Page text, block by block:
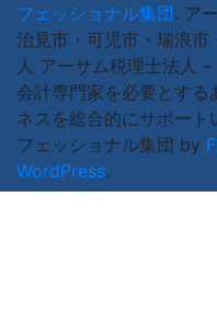
フェッショナル集団. ア
治見市・可児市・瑞浪
人 アーサム税理士法人 –
会計専門家を必要とす
ネスを総合的にサポート
フェッショナル集団 by
WordPress.